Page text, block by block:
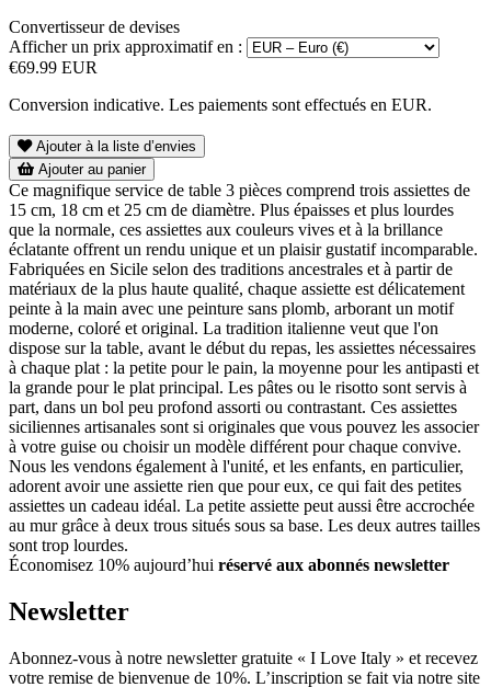
Convertisseur de devises
Afficher un prix approximatif en :
€69.99 EUR
Conversion indicative. Les paiements sont effectués en EUR.
Ajouter à la liste d’envies
Ajouter au panier
Ce magnifique service de table 3 pièces comprend trois assiettes de
15 cm, 18 cm et 25 cm de diamètre. Plus épaisses et plus lourdes
que la normale, ces assiettes aux couleurs vives et à la brillance
éclatante offrent un rendu unique et un plaisir gustatif incomparable.
Fabriquées en Sicile selon des traditions ancestrales et à partir de
matériaux de la plus haute qualité, chaque assiette est délicatement
peinte à la main avec une peinture sans plomb, arborant un motif
moderne, coloré et original. La tradition italienne veut que l'on
dispose sur la table, avant le début du repas, les assiettes nécessaires
à chaque plat : la petite pour le pain, la moyenne pour les antipasti et
la grande pour le plat principal. Les pâtes ou le risotto sont servis à
part, dans un bol peu profond assorti ou contrastant. Ces assiettes
siciliennes artisanales sont si originales que vous pouvez les associer
à votre guise ou choisir un modèle différent pour chaque convive.
Nous les vendons également à l'unité, et les enfants, en particulier,
adorent avoir une assiette rien que pour eux, ce qui fait des petites
assiettes un cadeau idéal. La petite assiette peut aussi être accrochée
au mur grâce à deux trous situés sous sa base. Les deux autres tailles
sont trop lourdes.
Économisez 10% aujourd’hui réservé aux abonnés newsletter
Newsletter
Abonnez-vous à notre newsletter gratuite « I Love Italy » et recevez
votre remise de bienvenue de 10%. L’inscription se fait via notre site